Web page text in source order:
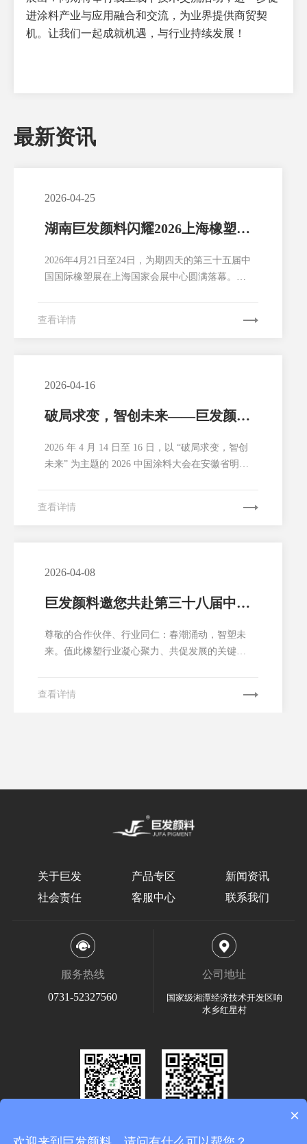
进涂料产业与应用融合和交流，为业界提供商贸契
机。让我们一起成就机遇，与行业持续发展！
最新资讯
2026-04-25
湖南巨发颜料闪耀2026上海橡塑
2026年4月21日至24日，为期四天的第三十五届中
国国际橡塑展在上海国家会展中心圆满落幕。湖
最新成果与创新实力。本次展会，湖南巨发颜料
查看详情
2026-04-16
破局求变，智创未来——巨发颜料
大会
2026 年 4 月 14 日至 16 日，以 “破局求变，智创
未来” 为主题的 2026 中国涂料大会在安徽省明光
业专家、上下游企业代表等千余名行业精英，聚
查看详情
2026-04-08
巨发颜料邀您共赴第三十八届中国
尊敬的合作伙伴、行业同仁：春潮涌动，智塑未
来。值此橡塑行业凝心聚力、共促发展的关键时
展），与湖南巨发颜料有限公司（以下简称“巨发
查看详情
关于巨发 产品专区
新闻资讯
社会责任
客服中心 联系我们
服务热线
0731-52327560
公司地址
国家级湘潭经济技术开发区响
水乡红星村
×